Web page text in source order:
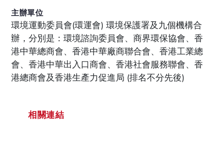
主辦單位
環境運動委員會(環運會) 環境保護署及九個機構合
辦，分別是：環境諮詢委員會、商界環保協會、香
港中華總商會、香港中華廠商聯合會、香港工業總
會、香港中華出入口商會、香港社會服務聯會、香
港總商會及香港生產力促進局 (排名不分先後)
相關連結